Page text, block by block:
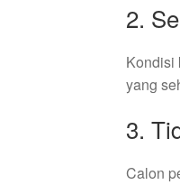
2.
Kondisi
yang
3.
Calon